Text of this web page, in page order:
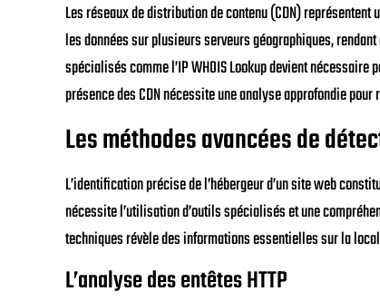
Les réseaux de distribution de contenu (CDN)
les données sur plusieurs serveurs géographiques,
spécialisés comme l’IP WHOIS Lookup devient
présence des CDN nécessite une analyse approfondie
Les méthodes avancées de
L’identification précise de l’hébergeur d’un site web
nécessite l’utilisation d’outils spécialisés et une
techniques révèle des informations essentielles sur la
L’analyse des entêtes HTTP